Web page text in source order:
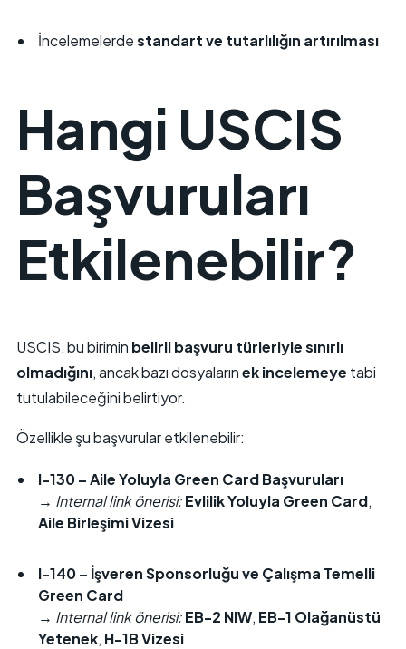
İncelemelerdestandart ve tutarlılığın artırılması
Hangi USCIS
Başvuruları
Etkilenebilir?
USCIS, bu birimin belirli başvuru türleriyle sınırlı
olmadığını, ancak bazı dosyalarınek incelemeye tabi
tutulabileceğini belirtiyor.
Özellikle şu başvurular etkilenebilir:
I-130 – Aile Yoluyla Green Card Başvuruları
→ Internal link önerisi:Evlilik Yoluyla Green Card,
Aile Birleşimi Vizesi
I-140 – İşveren Sponsorluğu ve Çalışma Temelli
Green Card
→ Internal link önerisi:EB-2 NIW, EB-1 Olağanüstü
Yetenek, H-1B Vizesi